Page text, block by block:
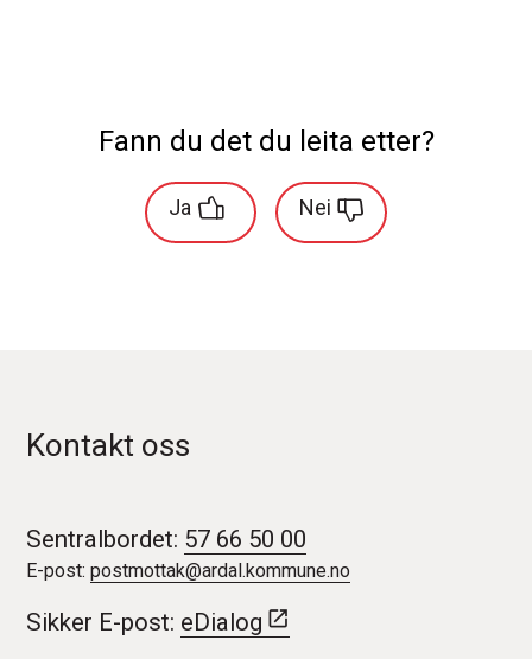
Fann du det du leita etter?
Ja Nei
Kontakt oss
Sentralbordet: 57 66 50 00
E-post:postmottak@ardal.kommune.no
Sikker E-post: eDialog